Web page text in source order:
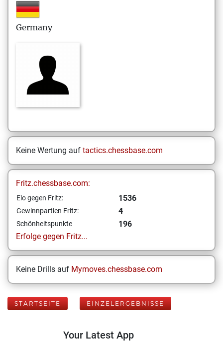
Germany
Keine Wertung auf tactics.chessbase.com
Fritz.chessbase.com:
Elo gegen Fritz: 1536
Gewinnpartien Fritz: 4
Schönheitspunkte
196
Erfolge gegen Fritz...
Keine Drills auf Mymoves.chessbase.com
STARTSEITE EINZELERGEBNISSE
Your Latest App